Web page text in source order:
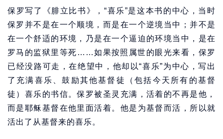
保罗写了《腓立比书》，“喜乐”是这本书的中心，当时
保罗并不是在一个顺境，而是在一个逆境当中；并不是
在一个舒适的环境，乃是在一个逼迫的环境当中，是在
罗马的监狱里等死……如果按照属世的眼光来看，保罗
已经没路可走，在绝望中，他却以“喜乐”为中心，写出
了充满喜乐、鼓励其他基督徒（包括今天所有的基督
徒）喜乐的书信。保罗被圣灵充满，活着的不再是他，
而是耶稣基督在他里面活着。他是为基督而活，所以就
活出了从基督来的喜乐。